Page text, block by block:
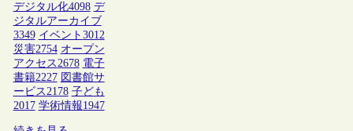
デジタル化4098 デ
ジタルアーカイブ
3349 イベント 3012
災害2754 オープン
アクセス2678 電子
書籍2227 図書館サ
ービス2178 子ども
2017 学術情報1947